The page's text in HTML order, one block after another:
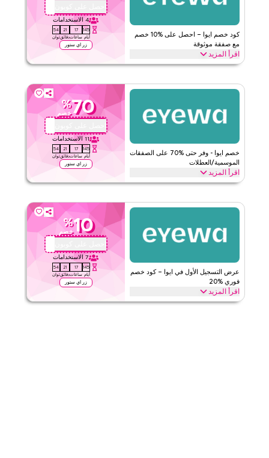
ويب/تطبيق
الفئات
على مستوى الموقع
كود خصم ايوا – احصل على %10 خصم
مع صفقة موثوقة
اقرأ المزيد
احصل على كوبون
4 الاستخدامات
145
أيام
17
ساعات
21
دقائق
53
ثوان
زر اي ستور
احصل على خصم %10 على جميع المنتجات مع هذا عرض ايوا الموثوق.
إضافية على عملية الشراء بأكملها اليوم.
الأحكام والشروط
الحد الأدنى للطلب
ينطبق على
ويب/تطبيق
الفئات
على مستوى الموقعخصم ايوا - وفر حتى %70 على الصفقات
الموسمية/العطلات
اقرأ المزيد
70
%
خصم
احصل على كوبون
11 الاستخدامات
145
أيام
17
ساعات
21
دقائق
53
ثوان
زر اي ستور
وفر حتى %70 مع هذا كود كوبون ايوا خلال المواسم الاحتفالية، بما في ذلك
استخدمه الآن.
الأحكام والشروط
الحد الأدنى للطلب
ويب/تطبيق
الفئات
على مستوى الموقععرض التسجيل الأول في ايوا – كود خصم
فوري %20
اقرأ المزيد
10
%
خصم
احصل على كوبون
7 الاستخدامات
145
أيام
17
ساعات
21
دقائق
53
ثوان
زر اي ستور
هل أنت جديد في ايوا؟ سجّل دخولك لأول مرة وطبّق هذا كوبون ايوا للحصول